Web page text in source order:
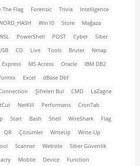
The Flag Forensic Trivia
Intelligence
Win10 Store
Mağaza
PowerShell POST Cyber
Siber
CD Live Tools Bruter
Nmap
Express MS Access Oracle
IBM DB2
Excel
dBase Dbf
Şifreleri Bul CMD
LaZagne
NetKill Performans
CronTab
Start Bash Shell WireShark
Flag
QR Çözümler WriteUp
Write-Up
Scanner Website
Siber Güvenlik
Mobile Device
Function